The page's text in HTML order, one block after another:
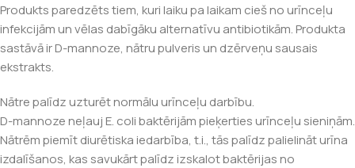
Produkts paredzēts tiem, kuri laiku pa laikam cieš no urīnceļu
infekcijām un vēlas dabīgāku alternatīvu antibiotikām. Produkta
sastāvā ir D-mannoze, nātru pulveris un dzērveņu sausais
ekstrakts.
Nātre palīdz uzturēt normālu urīnceļu darbību.
D-mannozeneļauj E. coli baktērijām pieķerties urīnceļu sieniņām.
Nātrēm piemīt diurētiska iedarbība, t.i., tās palīdzpalielināt urīna
izdalīšanos, kas savukārt palīdz izskalot baktērijas no